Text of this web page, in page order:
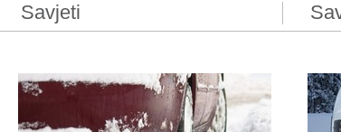
Savjeti